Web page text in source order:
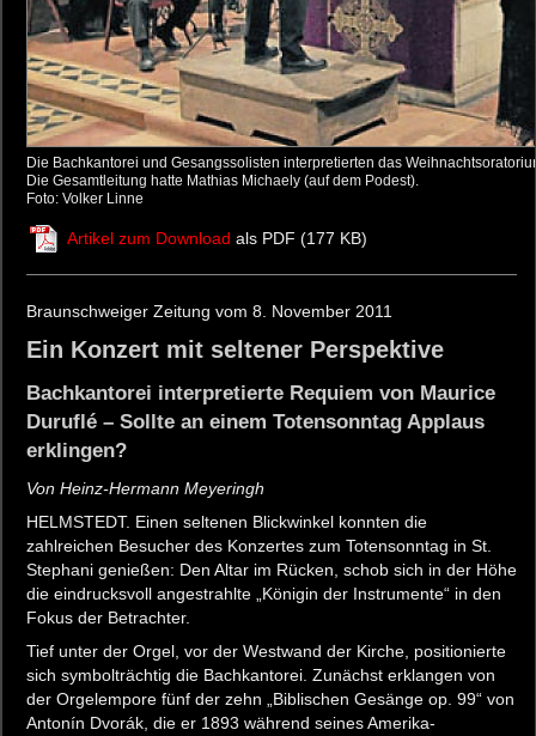
Die Bachkantorei und Gesangssolisten interpretierten das
Die Gesamtleitung hatte Mathias Michaely (auf dem Podest).
Foto: Volker Linne
Artikel zum Download als PDF (177 KB)
Braunschweiger Zeitung vom 8. November 2011
Ein Konzert mit seltener Perspektive
Bachkantorei interpretierte Requiem von Maurice
Duruflé – Sollte an einem Totensonntag Applaus
erklingen?
Von Heinz-Hermann Meyeringh
HELMSTEDT. Einen seltenen Blickwinkel konnten die
zahlreichen Besucher des Konzertes zum Totensonntag in St.
Stephani genießen: Den Altar im Rücken, schob sich in der Höhe
die eindrucksvoll angestrahlte „Königin der Instrumente“ in den
Fokus der Betrachter.
Tief unter der Orgel, vor der Westwand der Kirche, positionierte
sich symbolträchtig die Bachkantorei. Zunächst erklangen von
der Orgelempore fünf der zehn „Biblischen Gesänge op. 99“ von
Antonín Dvorák, die er 1893 während seines Amerika-